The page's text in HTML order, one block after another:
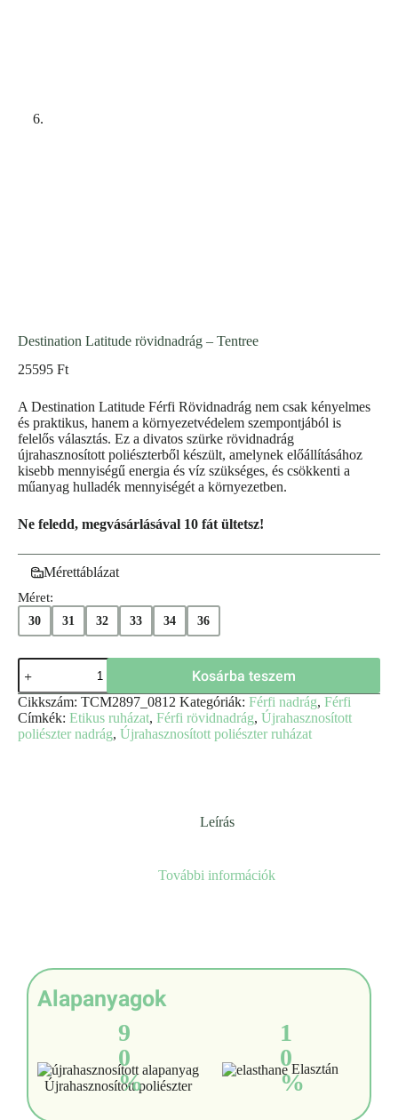
Destination Latitude rövidnadrág – Tentree
25595 Ft
A Destination Latitude Férfi Rövidnadrág nem csak kényelmes
és praktikus, hanem a környezetvédelem szempontjából is
felelős választás. Ez a divatos szürke rövidnadrág
újrahasznosított poliészterből készült, amelynek előállításához
kisebb mennyiségű energia és víz szükséges, és csökkenti a
műanyag hulladék mennyiségét a környezetben.
Ne feledd, megvásárlásával 10 fát ültetsz!
Mérettáblázat
Méret:
30 31 32 33 34 36
Kosárba teszem
Cikkszám: TCM2897_0812 Kategóriák: Férfi nadrág, Férfi
Címkék: Etikus ruházat, Férfi rövidnadrág, Újrahasznosított
poliészter nadrág, Újrahasznosított poliészter ruházat
Leírás
További információk
Alapanyagok
9
0
%
Újrahasznosított poliészter
1
0
%
Elasztán